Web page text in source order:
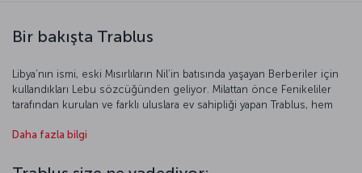
Bir bakışta Trablus
Libya’nın ismi, eski Mısırlıların Nil’in batısında yaşayan Berberiler için
kullandıkları Lebu sözcüğünden geliyor. Milattan önce Fenikeliler
tarafından kurulan ve farklı uluslara ev sahipliği yapan Trablus, hem
kesen doğasıyla tatiliniz için keşfedilmesi gereken noktalardan.
bunun yanı sıra alternatif lezzet deneyimleri sunan mekanlarıyla
Daha fazla bilgi